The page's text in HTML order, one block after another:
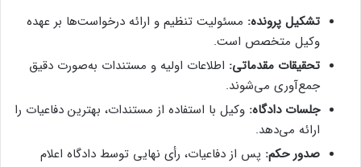
تشکیل پرونده: مسئولیت تنظیم و ارائه درخواست‌ها بر عهده
وکیل متخصص است.
تحقیقات مقدماتی: اطلاعات اولیه و مستندات به‌صورت دقیق
جمع‌آوری می‌شوند.
جلسات دادگاه: وکیل با استفاده از مستندات، بهترین دفاعیات را
ارائه می‌دهد.
صدور حکم: پس از دفاعیات، رأی نهایی توسط دادگاه اعلام